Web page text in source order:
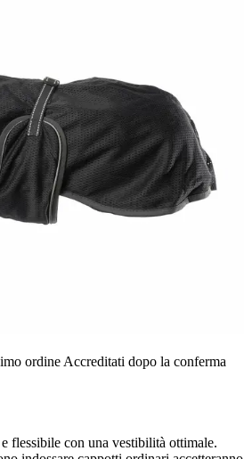
ordine Accreditati dopo la conferma
flessibile con una vestibilità ottimale.